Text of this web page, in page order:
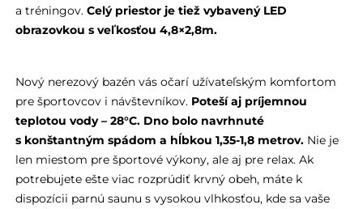
a tréningov. Celý priestor je tiež vybavený LED
obrazovkou s veľkosťou 4,8×2,8m.
Nový nerezový bazén vás očarí užívateľským komfortom
pre športovcov i návštevníkov. Poteší aj príjemnou
teplotou vody – 28°C. Dno bolo navrhnuté
s konštantným spádom a hĺbkou 1,35-1,8 metrov.Nie je
len miestom pre športové výkony, ale aj pre relax. Ak
potrebujete ešte viac rozprúdiť krvný obeh, máte k
dispozícii parnú saunu s vysokou vlhkosťou, kde sa vaše